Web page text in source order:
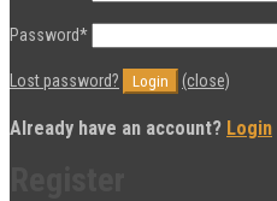
Password*
Lost password? (close)
Already have an account? Login